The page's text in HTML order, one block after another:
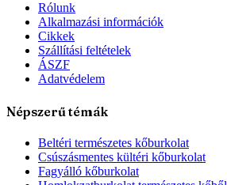
Rólunk
Alkalmazási információk
Cikkek
Szállítási feltételek
ÁSZF
Adatvédelem
Népszerű témák
Beltéri természetes kőburkolat
Csúszásmentes kültéri kőburkolat
Fagyálló kőburkolat